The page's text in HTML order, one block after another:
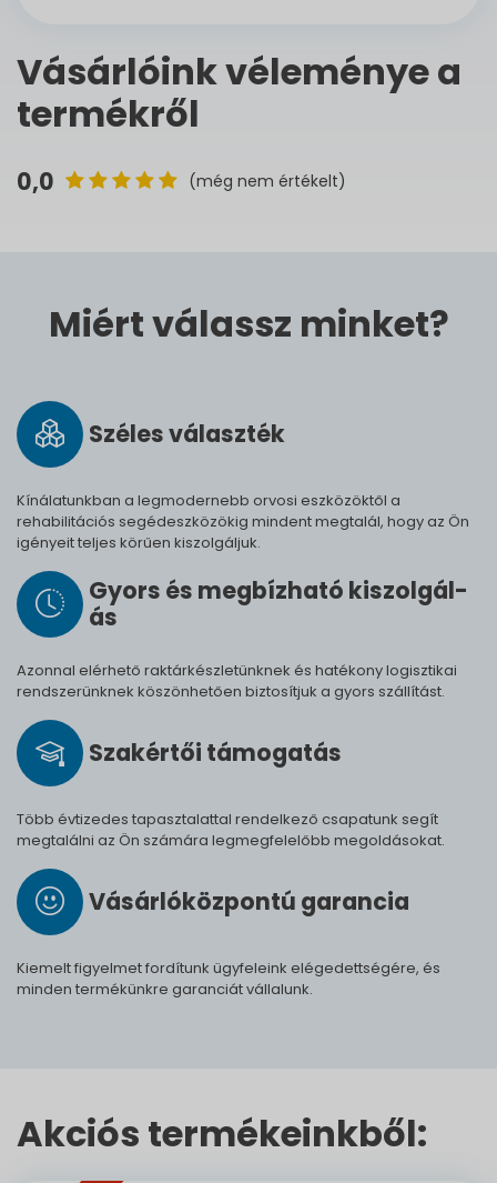
Vásárlóink véleménye a
termékről
0,0 (még nem értékelt)
Miért válassz minket?
Széles vá­lasz­ték
Kínálatunkban a legmodernebb orvosi eszközöktől a
rehabilitációs segédeszközökig mindent megtalál, hogy az Ön
igényeit teljes körűen kiszolgáljuk.
Gyors és meg­bíz­ha­tó ki­szol­gál­
ás
Azonnal elérhető raktárkészletünknek és hatékony logisztikai
rendszerünknek köszönhetően biztosítjuk a gyors szállítást.
Szak­értői tá­mo­ga­tás
Több évtizedes tapasztalattal rendelkező csapatunk segít
megtalálni az Ön számára legmegfelelőbb megoldásokat.
Vásárló­köz­pontú ga­ran­cia
Kiemelt figyelmet fordítunk ügyfeleink elégedettségére, és
minden termékünkre garanciát vállalunk.
Akciós termékeinkből: